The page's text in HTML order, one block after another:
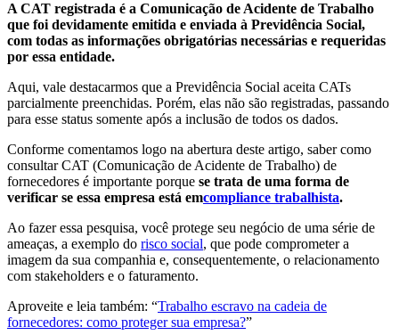
A CAT registrada é a Comunicação de Acidente de Trabalho
que foi devidamente emitida e enviada à Previdência Social,
com todas as informações obrigatórias necessárias e requeridas
por essa entidade.
Aqui, vale destacarmos que a Previdência Social aceita CATs
parcialmente preenchidas. Porém, elas não são registradas, passando
para esse status somente após a inclusão de todos os dados.
Conforme comentamos logo na abertura deste artigo, saber como
consultar CAT (Comunicação de Acidente de Trabalho) de
fornecedores é importante porque se trata de uma forma de
verificar se essa empresa está emcompliance trabalhista.
Ao fazer essa pesquisa, você protege seu negócio de uma série de
ameaças, a exemplo do risco social, que pode comprometer a
imagem da sua companhia e, consequentemente, o relacionamento
com stakeholders e o faturamento.
Aproveite e leia também: “Trabalho escravo na cadeia de
fornecedores: como proteger sua empresa?”